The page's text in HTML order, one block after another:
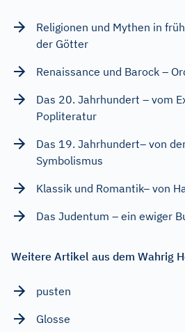
Religionen und Mythen in
der Götter
Renaissance und Barock –
Das 20. Jahrhundert – vom
Popliteratur
Das 19. Jahrhundert– von
Symbolismus
Klassik und Romantik– von
Das Judentum – ein ewiger
Weitere Artikel aus dem Wahrig
pusten
Glosse